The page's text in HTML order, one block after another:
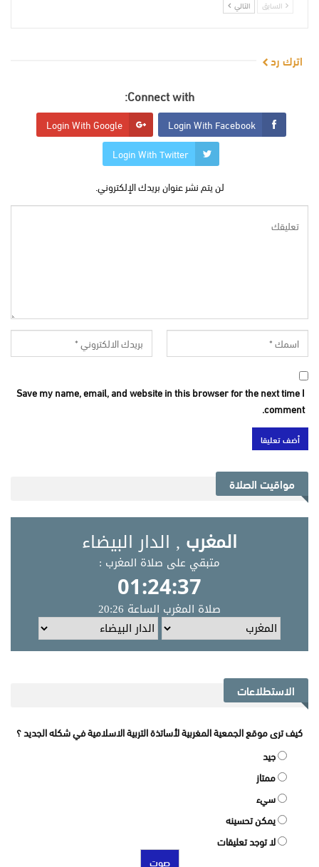
السابق التالي
اترك رد
Connect with:
Login With Facebook
Login With Google
Login With Twitter
لن يتم نشر عنوان بريدك الإلكتروني.
Save my name, email, and website in this browser for the next time I
comment.
مواقيت الصلاة
الاستطلاعات
كيف ترى موقع الجمعية المغربية لأساتذة التربية الاسلامية في شكله الجديد ؟
جيد
ممتاز
سيء
يمكن تحسينه
لا توجد تعليقات